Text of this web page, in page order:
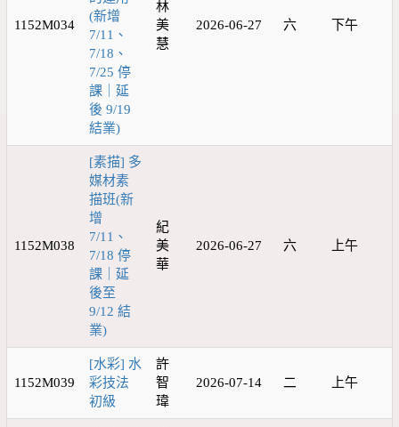
1152M034
(新增
7/11、
7/18、
7/25 停
課｜延
後 9/19
結業)
林
美
慧
2026-06-27 六 下午
1152M038
[素描] 多
媒材素
描班(新
增
7/11、
7/18 停
課｜延
後至
9/12 結
業)
紀
美
華
2026-06-27 六 上午
1152M039
[水彩] 水
彩技法
初級
許
智
瑋
2026-07-14 二 上午